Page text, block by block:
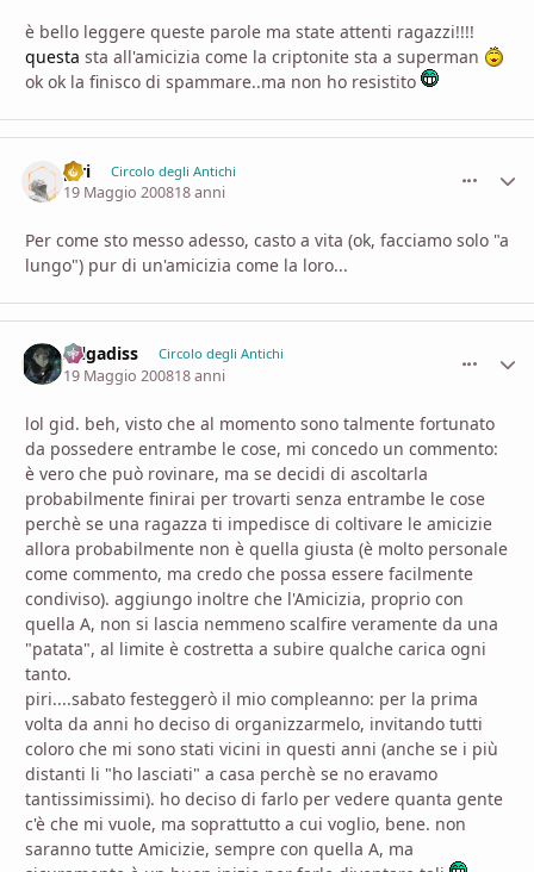
è bello leggere queste parole ma state attenti ragazzi!!!!
questa sta all'amicizia come la criptonite sta a superman
ok ok la finisco di spammare..ma non ho resistito
piri Circolo degli Antichi
19 Maggio 200818 anni
Per come sto messo adesso, casto a vita (ok, facciamo solo "a
lungo") pur di un'amicizia come la loro...
zelgadiss Circolo degli Antichi
19 Maggio 200818 anni
lol gid. beh, visto che al momento sono talmente fortunato
da possedere entrambe le cose, mi concedo un commento:
è vero che può rovinare, ma se decidi di ascoltarla
probabilmente finirai per trovarti senza entrambe le cose
perchè se una ragazza ti impedisce di coltivare le amicizie
allora probabilmente non è quella giusta (è molto personale
come commento, ma credo che possa essere facilmente
condiviso). aggiungo inoltre che l'Amicizia, proprio con
quella A, non si lascia nemmeno scalfire veramente da una
"patata", al limite è costretta a subire qualche carica ogni
tanto.
piri....sabato festeggerò il mio compleanno: per la prima
volta da anni ho deciso di organizzarmelo, invitando tutti
coloro che mi sono stati vicini in questi anni (anche se i più
distanti li "ho lasciati" a casa perchè se no eravamo
tantissimissimi). ho deciso di farlo per vedere quanta gente
c'è che mi vuole, ma soprattutto a cui voglio, bene. non
saranno tutte Amicizie, sempre con quella A, ma